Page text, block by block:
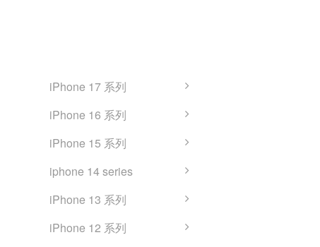
iPhone 17 系列
iPhone 16 系列
iPhone 15 系列
iphone 14 series
iPhone 13 系列
iPhone 12 系列